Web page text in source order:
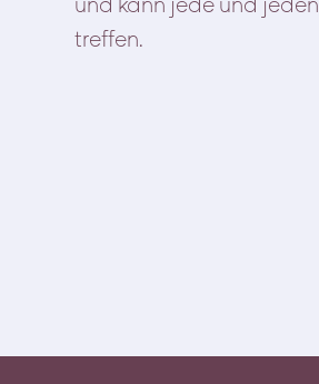
und kann jede und jeden
treffen.